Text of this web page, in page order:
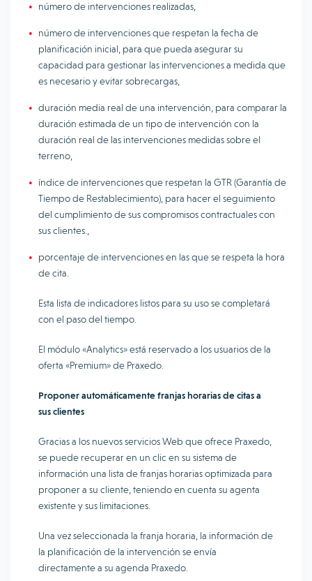
número de intervenciones realizadas,
número de intervenciones que respetan la fecha de
planificación inicial, para que pueda asegurar su
capacidad para gestionar las intervenciones a medida que
es necesario y evitar sobrecargas,
duración media real de una intervención, para comparar la
duración estimada de un tipo de intervención con la
duración real de las intervenciones medidas sobre el
terreno,
índice de intervenciones que respetan la GTR (Garantía de
Tiempo de Restablecimiento), para hacer el seguimiento
del cumplimiento de sus compromisos contractuales con
sus clientes.,
porcentaje de intervenciones en las que se respeta la hora
de cita.
Esta lista de indicadores listos para su uso se completará
con el paso del tiempo.
El módulo «Analytics» está reservado a los usuarios de la
oferta «Premium» de Praxedo.
Proponer automáticamente franjas horarias de citas a
sus clientes
Gracias a los nuevos servicios Web que ofrece Praxedo,
se puede recuperar en un clic en su sistema de
información una lista de franjas horarias optimizada para
proponer a su cliente, teniendo en cuenta su agenta
existente y sus limitaciones.
Una vez seleccionada la franja horaria, la información de
la planificación de la intervención se envía
directamente a su agenda Praxedo.